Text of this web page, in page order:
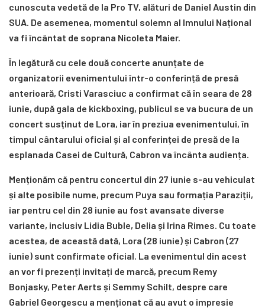
cunoscuta vedetă de la Pro TV, alături de Daniel Austin din
SUA. De asemenea, momentul solemn al Imnului Național
va fi încântat de soprana Nicoleta Maier.
În legătură cu cele două concerte anunțate de
organizatorii evenimentului într-o conferință de presă
anterioară, Cristi Varasciuc a confirmat că în seara de 28
iunie, după gala de kickboxing, publicul se va bucura de un
concert susținut de Lora, iar în preziua evenimentului, în
timpul cântarului oficial și al conferinței de presă de la
esplanada Casei de Cultură, Cabron va încânta audiența.
Menționăm că pentru concertul din 27 iunie s-au vehiculat
și alte posibile nume, precum Puya sau formația Paraziții,
iar pentru cel din 28 iunie au fost avansate diverse
variante, inclusiv Lidia Buble, Delia și Irina Rimes. Cu toate
acestea, de această dată, Lora (28 iunie) și Cabron (27
iunie) sunt confirmate oficial. La evenimentul din acest
an vor fi prezenți invitați de marcă, precum Remy
Bonjasky, Peter Aerts și Semmy Schilt, despre care
Gabriel Georgescu a menționat că au avut o impresie